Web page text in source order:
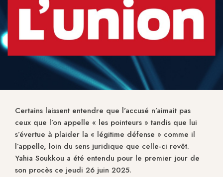
Certains laissent entendre que l’accusé n’aimait pas
ceux que l’on appelle « les pointeurs » tandis que lui
s’évertue à plaider la « légitime défense » comme il
l’appelle, loin du sens juridique que celle-ci revêt.
Yahia Soukkou a été entendu pour le premier jour de
son procès ce jeudi 26 juin 2025.